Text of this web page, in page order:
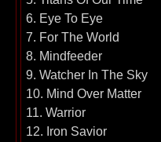
6. Eye To Eye
7. For The World
8. Mindfeeder
9. Watcher In The Sky
10. Mind Over Matter
11. Warrior
12. Iron Savior